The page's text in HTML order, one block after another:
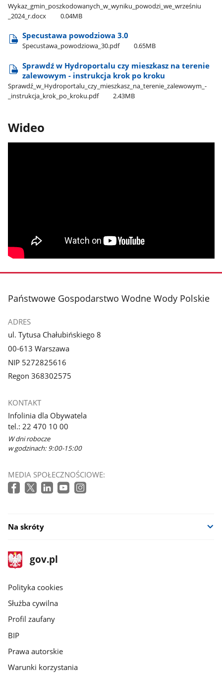
Wykaz​_gmin​_poszkodowanych​_w​_wyniku​_powodzi​_we​_wrześniu​
_2024​_r.docx
0.04MB
Specustawa powodziowa 3.0
Specustawa​_powodziowa​_30.pdf 0.65MB
Sprawdź w Hydroportalu czy mieszkasz na terenie
zalewowym - instrukcja krok po kroku
Sprawdź​_w​_Hydroportalu​_czy​_mieszkasz​_na​_terenie​_zalewowym​_-​
_instrukcja​_krok​_po​_kroku.pdf
2.43MB
Wideo
stopka
Państwowe Gospodarstwo Wodne Wody Polskie
ADRES
ul. Tytusa Chałubińskiego 8
00-613 Warszawa
NIP 5272825616
Regon 368302575
KONTAKT
Infolinia dla Obywatela
tel.: 22 470 10 00
W dni robocze
w godzinach: 9:00-15:00
MEDIA SPOŁECZNOŚCIOWE:
Na skróty
stopka
gov.pl
Strona
gov.pl
gov.pl
Polityka cookies
Służba cywilna
Profil zaufany
BIP
Prawa autorskie
Warunki korzystania